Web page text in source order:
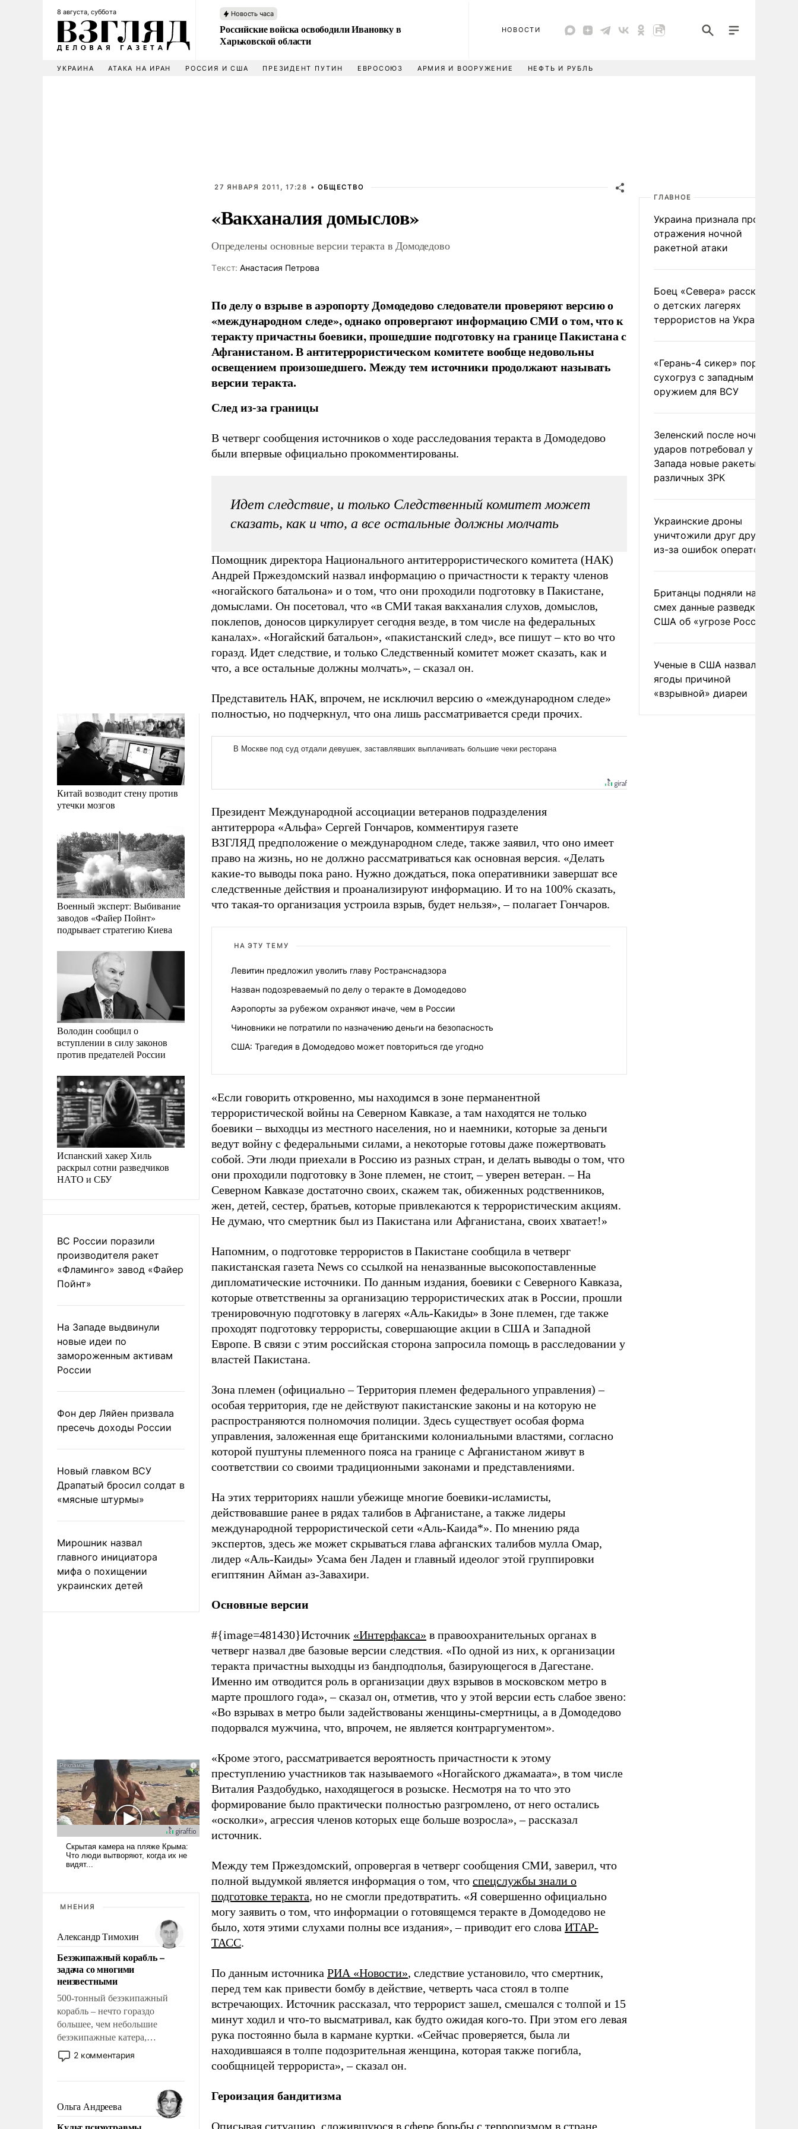
8 августа, суббота Новость часа
Российские войска освободили Ивановку в
Харьковской области
НОВОСТИ
УКРАИНА АТАКА НА ИРАН РОССИЯ И США ПРЕЗИДЕНТ ПУТИН ЕВРОСОЮЗ АРМИЯ И ВООРУЖЕНИЕ НЕФТЬ И РУБЛЬ
Китай возводит стену против
утечки мозгов
Военный эксперт: Выбивание
заводов «Файер Пойнт»
подрывает стратегию Киева
Володин сообщил о
вступлении в силу законов
против предателей России
Испанский хакер Хиль
раскрыл сотни разведчиков
НАТО и СБУ
ВС России поразили
производителя ракет
«Фламинго» завод «Файер
Пойнт»
На Западе выдвинули
новые идеи по
замороженным активам
России
Фон дер Ляйен призвала
пресечь доходы России
Новый главком ВСУ
Драпатый бросил солдат в
«мясные штурмы»
Мирошник назвал
главного инициатора
мифа о похищении
украинских детей
МНЕНИЯ
Александр Тимохин
Безэкипажный корабль –
задача со многими
неизвестными
500-тонный безэкипажный
корабль – нечто гораздо
большее, чем небольшие
безэкипажные катера,
применение которых уже
стало обыденностью. Задача по
сложна и амбициозна. Однако
и ее реализация радикально
поднимет наши боевые
2 комментария
Ольга Андреева
27 ЯНВАРЯ 2011, 17:28 •ОБЩЕСТВО
«Вакханалия домыслов»
Определены основные версии теракта в Домодедово
Tекст: Анастасия Петрова
По делу о взрыве в аэропорту Домодедово следователи проверяют версию о
«международном следе», однако опровергают информацию СМИ о том, что к
теракту причастны боевики, прошедшие подготовку на границе Пакистана с
Афганистаном. В антитеррористическом комитете вообще недовольны
освещением произошедшего. Между тем источники продолжают называть
версии теракта.
След из-за границы
В четверг сообщения источников о ходе расследования теракта в Домодедово
были впервые официально прокомментированы.
Идет следствие, и только Следственный комитет может
сказать, как и что, а все остальные должны молчать
Помощник директора Национального антитеррористического комитета (НАК)
Андрей Пржездомский назвал информацию о причастности к теракту членов
«ногайского батальона» и о том, что они проходили подготовку в Пакистане,
домыслами. Он посетовал, что «в СМИ такая вакханалия слухов, домыслов,
поклепов, доносов циркулирует сегодня везде, в том числе на федеральных
каналах». «Ногайский батальон», «пакистанский след», все пишут – кто во что
горазд. Идет следствие, и только Следственный комитет может сказать, как и
что, а все остальные должны молчать», – сказал он.
Представитель НАК, впрочем, не исключил версию о «международном следе»
полностью, но подчеркнул, что она лишь рассматривается среди прочих.
Президент Международной ассоциации ветеранов подразделения
антитеррора «Альфа» Сергей Гончаров, комментируя газете
ВЗГЛЯД предположение о международном следе, также заявил, что оно имеет
право на жизнь, но не должно рассматриваться как основная версия. «Делать
какие-то выводы пока рано. Нужно дождаться, пока оперативники завершат все
следственные действия и проанализируют информацию. И то на 100% сказать,
что такая-то организация устроила взрыв, будет нельзя», – полагает Гончаров.
НА ЭТУ ТЕМУ
Левитин предложил уволить главу Ространснадзора
Назван подозреваемый по делу о теракте в Домодедово
Аэропорты за рубежом охраняют иначе, чем в России
Чиновники не потратили по назначению деньги на безопасность
США: Трагедия в Домодедово может повториться где угодно
«Если говорить откровенно, мы находимся в зоне перманентной
террористической войны на Северном Кавказе, а там находятся не только
боевики – выходцы из местного населения, но и наемники, которые за деньги
ведут войну с федеральными силами, а некоторые готовы даже пожертвовать
собой. Эти люди приехали в Россию из разных стран, и делать выводы о том, что
они проходили подготовку в Зоне племен, не стоит, – уверен ветеран. – На
Северном Кавказе достаточно своих, скажем так, обиженных родственников,
жен, детей, сестер, братьев, которые привлекаются к террористическим акциям.
Не думаю, что смертник был из Пакистана или Афганистана, своих хватает!»
Напомним, о подготовке террористов в Пакистане сообщила в четверг
пакистанская газета News со ссылкой на неназванные высокопоставленные
дипломатические источники. По данным издания, боевики с Северного Кавказа,
которые ответственны за организацию террористических атак в России, прошли
тренировочную подготовку в лагерях «Аль-Какиды» в Зоне племен, где также
проходят подготовку террористы, совершающие акции в США и Западной
Европе. В связи с этим российская сторона запросила помощь в расследовании у
властей Пакистана.
Зона племен (официально – Территория племен федерального управления) –
особая территория, где не действуют пакистанские законы и на которую не
распространяются полномочия полиции. Здесь существует особая форма
управления, заложенная еще британскими колониальными властями, согласно
которой пуштуны племенного пояса на границе с Афганистаном живут в
соответствии со своими традиционными законами и представлениями.
На этих территориях нашли убежище многие боевики-исламисты,
действовавшие ранее в рядах талибов в Афганистане, а также лидеры
международной террористической сети «Аль-Каида*». По мнению ряда
экспертов, здесь же может скрываться глава афганских талибов мулла Омар,
лидер «Аль-Каиды» Усама бен Ладен и главный идеолог этой группировки
египтянин Айман аз-Завахири.
Основные версии
#{image=481430}Источник «Интерфакса» в правоохранительных органах в
четверг назвал две базовые версии следствия. «По одной из них, к организации
теракта причастны выходцы из бандподполья, базирующегося в Дагестане.
Именно им отводится роль в организации двух взрывов в московском метро в
марте прошлого года», – сказал он, отметив, что у этой версии есть слабое звено:
«Во взрывах в метро были задействованы женщины-смертницы, а в Домодедово
подорвался мужчина, что, впрочем, не является контраргументом».
«Кроме этого, рассматривается вероятность причастности к этому
преступлению участников так называемого «Ногайского джамаата», в том числе
Виталия Раздобудько, находящегося в розыске. Несмотря на то что это
формирование было практически полностью разгромлено, от него остались
«осколки», агрессия членов которых еще больше возросла», – рассказал
источник.
Между тем Пржездомский, опровергая в четверг сообщения СМИ, заверил, что
полной выдумкой является информация о том, что спецслужбы знали о
подготовке теракта, но не смогли предотвратить. «Я совершенно официально
могу заявить о том, что информации о готовящемся теракте в Домодедово не
было, хотя этими слухами полны все издания», – приводит его слова ИТАР-
ТАСС.
По данным источника РИА «Новости», следствие установило, что смертник,
перед тем как привести бомбу в действие, четверть часа стоял в толпе
встречающих. Источник рассказал, что террорист зашел, смешался с толпой и 15
минут ходил и что-то высматривал, как будто ожидая кого-то. При этом его левая
рука постоянно была в кармане куртки. «Сейчас проверяется, была ли
находившаяся в толпе подозрительная женщина, которая также погибла,
сообщницей террориста», – сказал он.
Героизация бандитизма
Описывая ситуацию, сложившуюся в сфере борьбы с терроризмом в стране,
ГЛАВНОЕ
Украина признала провал
отражения ночной
ракетной атаки
Боец «Севера» рассказал
о детских лагерях
террористов на Украине
«Герань-4 сикер» поразил
сухогруз с западным
оружием для ВСУ
Зеленский после ночных
ударов потребовал у
Запада новые ракеты для
различных ЗРК
Украинские дроны
уничтожили друг друга
из-за ошибок операторов
Британцы подняли на
смех данные разведки
США об «угрозе России»
Ученые в США назвали две
ягоды причиной
«взрывной» диареи